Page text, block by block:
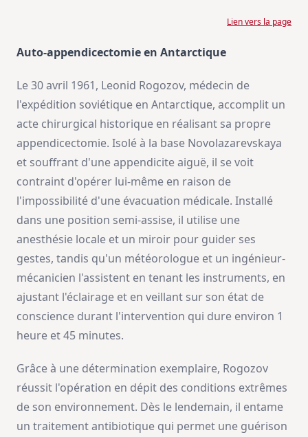
Lien vers la page
Auto-appendicectomie en Antarctique
Le 30 avril 1961, Leonid Rogozov, médecin de
l'expédition soviétique en Antarctique, accomplit un
acte chirurgical historique en réalisant sa propre
appendicectomie. Isolé à la base Novolazarevskaya
et souffrant d'une appendicite aiguë, il se voit
contraint d'opérer lui-même en raison de
l'impossibilité d'une évacuation médicale. Installé
dans une position semi-assise, il utilise une
anesthésie locale et un miroir pour guider ses
gestes, tandis qu'un météorologue et un ingénieur-
mécanicien l'assistent en tenant les instruments, en
ajustant l'éclairage et en veillant sur son état de
conscience durant l'intervention qui dure environ 1
heure et 45 minutes.
Grâce à une détermination exemplaire, Rogozov
réussit l'opération en dépit des conditions extrêmes
de son environnement. Dès le lendemain, il entame
un traitement antibiotique qui permet une guérison